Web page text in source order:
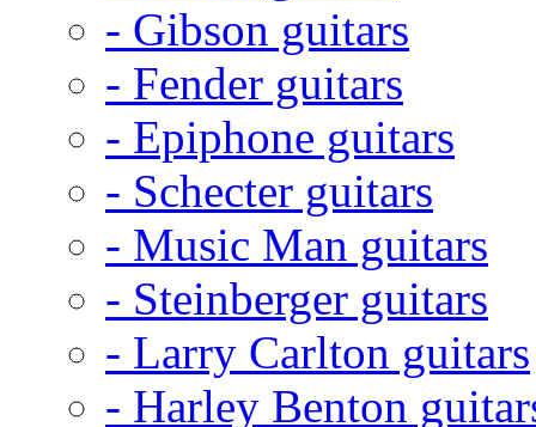
- Gibson guitars
- Fender guitars
- Epiphone guitars
- Schecter guitars
- Music Man guitars
- Steinberger guitars
- Larry Carlton guitars
- Harley Benton